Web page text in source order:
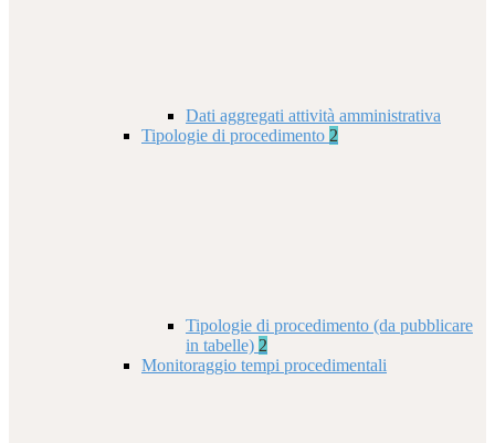
Dati aggregati attività amministrativa
Tipologie di procedimento 2
Tipologie di procedimento (da pubblicare
in tabelle) 2
Monitoraggio tempi procedimentali